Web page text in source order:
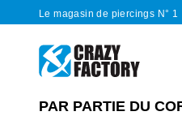
Le magasin de piercings N° 1
PAR PARTIE DU